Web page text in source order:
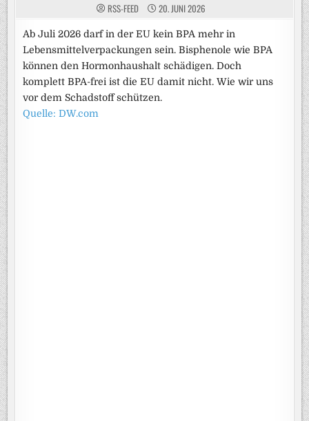
RSS-FEED 20. JUNI 2026
Ab Juli 2026 darf in der EU kein BPA mehr in
Lebensmittelverpackungen sein. Bisphenole wie BPA
können den Hormonhaushalt schädigen. Doch
komplett BPA-frei ist die EU damit nicht. Wie wir uns
vor dem Schadstoff schützen.
Quelle: DW.com